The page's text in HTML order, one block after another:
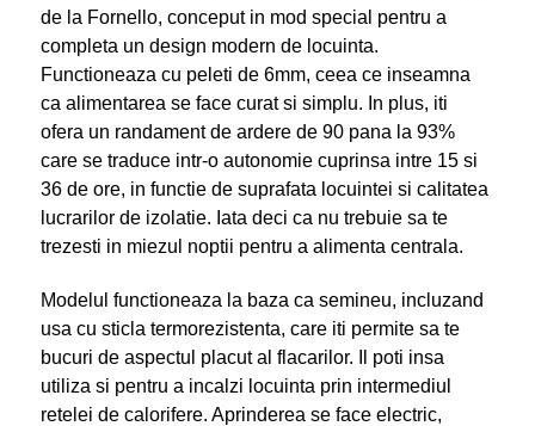
de la Fornello, conceput in mod special pentru a
completa un design modern de locuinta.
Functioneaza cu peleti de 6mm, ceea ce inseamna
ca alimentarea se face curat si simplu. In plus, iti
ofera un randament de ardere de 90 pana la 93%
care se traduce intr-o autonomie cuprinsa intre 15 si
36 de ore, in functie de suprafata locuintei si calitatea
lucrarilor de izolatie. Iata deci ca nu trebuie sa te
trezesti in miezul noptii pentru a alimenta centrala.
Modelul functioneaza la baza ca semineu, incluzand
usa cu sticla termorezistenta, care iti permite sa te
bucuri de aspectul placut al flacarilor. Il poti insa
utiliza si pentru a incalzi locuinta prin intermediul
retelei de calorifere. Aprinderea se face electric,